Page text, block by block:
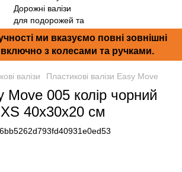
ми вказуємо повні зовнішні
включно з колесами та ручками.
валізи Пластикові валізи Easy Move
Move 005 колір чорний
XS 40x30x20 см